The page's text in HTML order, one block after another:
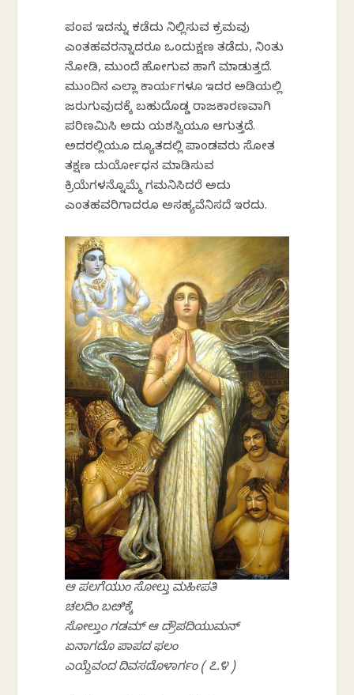
ಪಂಪ ಇದನ್ನು ಕಡೆದು ನಿಲ್ಲಿಸುವ ಕ್ರಮವು
ಎಂತಹವರನ್ನಾದರೂ ಒಂದುಕ್ಷಣ ತಡೆದು, ನಿಂತು
ನೋಡಿ, ಮುಂದೆ ಹೋಗುವ ಹಾಗೆ ಮಾಡುತ್ತದೆ.
ಮುಂದಿನ ಎಲ್ಲಾ ಕಾರ್ಯಗಳೂ ಇದರ ಅಡಿಯಲ್ಲಿ
ಜರುಗುವುದಕ್ಕೆ ಬಹುದೊಡ್ಡ ರಾಜಕಾರಣವಾಗಿ
ಪರಿಣಮಿಸಿ ಅದು ಯಶಸ್ವಿಯೂ ಆಗುತ್ತದೆ.
ಅದರಲ್ಲಿಯೂ ದ್ಯೂತದಲ್ಲಿ ಪಾಂಡವರು ಸೋತ
ತಕ್ಷಣ ದುರ್ಯೋಧನ ಮಾಡಿಸುವ
ಕ್ರಿಯೆಗಳನ್ನೊಮ್ಮೆ ಗಮನಿಸಿದರೆ ಅದು
ಎಂತಹವರಿಗಾದರೂ ಅಸಹ್ಯವೆನಿಸದೆ ಇರದು.
ಆ ಪಲಗೆಯುಂ ಸೋಲ್ತು ಮಹೀಪತಿ
ಚಲದಿಂ ಬೞಿಕ್ಕೆ
ಸೋಲ್ತುಂ ಗಡಮ್ ಆ ದ್ರೌಪದಿಯುಮನ್
ಏನಾಗದೊ ಪಾಪದ ಫಲಂ
ಎಯ್ದೆವಂದ ದಿವಸದೊಳಾರ್ಗಂ ( ೭.೪ )